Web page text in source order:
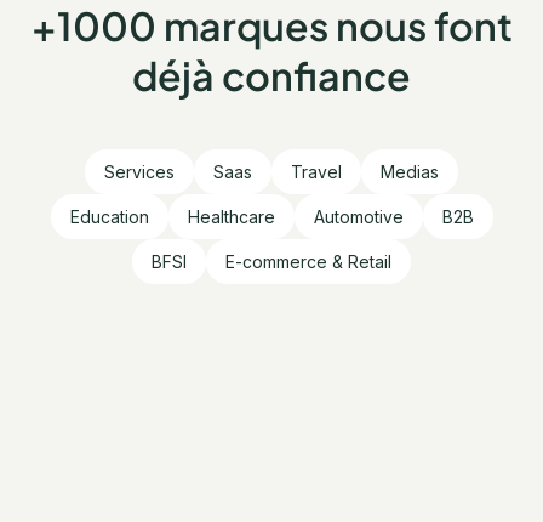
+1000 marques nous font
déjà confiance
Services Saas Travel Medias
Education Healthcare Automotive B2B
BFSI E-commerce & Retail